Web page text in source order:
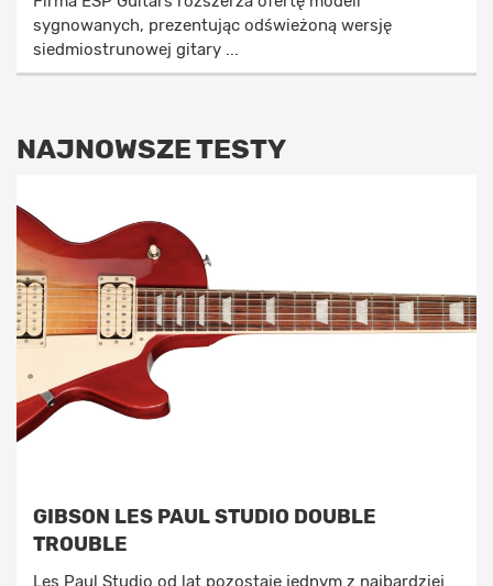
sygnowanych, prezentując odświeżoną wersję
siedmiostrunowej gitary ...
NAJNOWSZE TESTY
GIBSON LES PAUL STUDIO DOUBLE
TROUBLE
Les Paul Studio od lat pozostaje jednym z najbardziej